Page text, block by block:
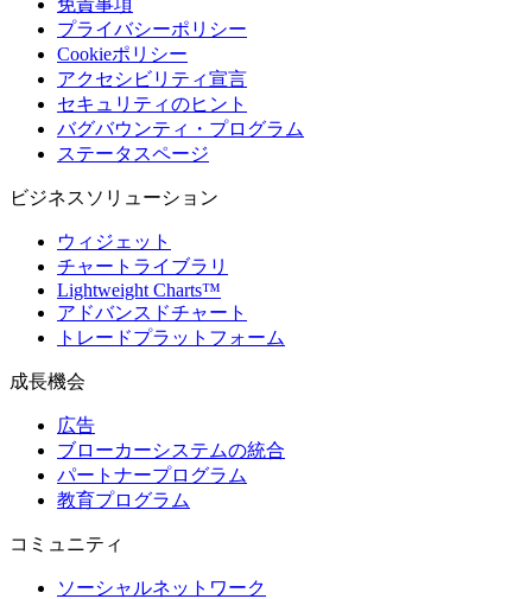
プライバシーポリシー
Cookieポリシー
アクセシビリティ宣言
セキュリティのヒント
バグバウンティ・プログラム
ステータスページ
ビジネスソリューション
ウィジェット
チャートライブラリ
Lightweight Charts™
アドバンスドチャート
トレードプラットフォーム
成長機会
広告
ブローカーシステムの統合
パートナープログラム
教育プログラム
コミュニティ
ソーシャルネットワーク